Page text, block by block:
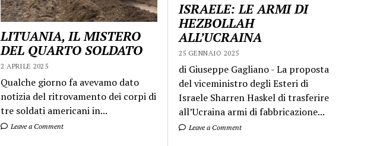
ISRAELE: LE ARMI DI
HEZBOLLAH
ALL’UCRAINA
25 GENNAIO 2025
di Giuseppe Gagliano - La proposta
del viceministro degli Esteri di
Israele Sharren Haskel di trasferire
all’Ucraina armi di fabbricazione...
Leave a Comment
LITUANIA, IL MISTERO
DEL QUARTO SOLDATO
2 APRILE 2025
Qualche giorno fa avevamo dato
notizia del ritrovamento dei corpi di
tre soldati americani in...
Leave a Comment